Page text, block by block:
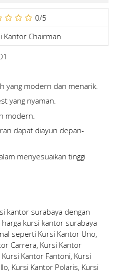
0/5
Kantor Chairman
yang modern dan menarik.
yang nyaman.
modern.
dapat diayun depan-
menyesuaikan tinggi
kantor surabaya dengan
harga kursi kantor surabaya
seperti Kursi Kantor Uno,
Carrera, Kursi Kantor
Kantor Fantoni, Kursi
Kursi Kantor Polaris, Kursi